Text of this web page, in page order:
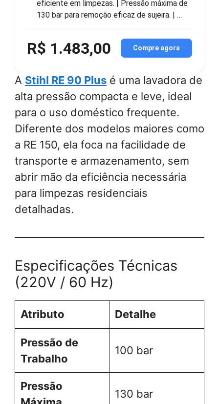
eficiente em limpezas. | Pressão máxima de
130 bar para remoção eficaz de sujeira. | …
R$ 1.483,00 Compre agora
A Stihl RE 90 Plus é uma lavadora de
alta pressão compacta e leve, ideal
para o uso doméstico frequente.
Diferente dos modelos maiores como
a RE 150, ela foca na facilidade de
transporte e armazenamento, sem
abrir mão da eficiência necessária
para limpezas residenciais
detalhadas.
Especificações Técnicas
(220V / 60 Hz)
Atributo Detalhe
Pressão de
Trabalho
100 bar
Pressão
130 bar